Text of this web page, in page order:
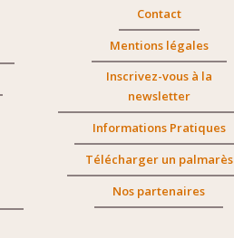
Contact
Mentions légales
Inscrivez-vous à la
newsletter
Informations Pratiques
Télécharger un palmarès
Nos partenaires